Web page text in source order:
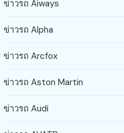
ข่าวรถ Aiways
ข่าวรถ Alpha
ข่าวรถ Arcfox
ข่าวรถ Aston Martin
ข่าวรถ Audi